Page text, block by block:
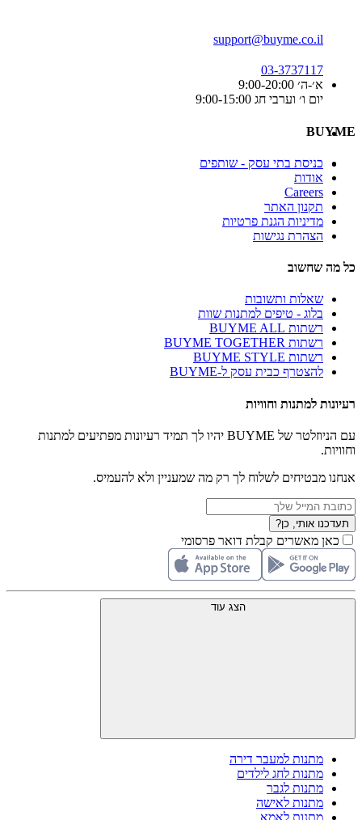
support@buyme.co.il
03-3737117
א׳-ה׳ 9:00-20:00
יום ו׳ וערבי חג 9:00-15:00
BUYME
כניסת בתי עסק - שותפים
אודות
Careers
תקנון האתר
מדיניות הגנת פרטיות
הצהרת נגישות
כל מה שחשוב
שאלות ותשובות
בלוג - טיפים למתנות שוות
רשתות BUYME ALL
רשתות BUYME TOGETHER
רשתות BUYME STYLE
להצטרף כבית עסק ל-BUYME
רעיונות למתנות וחוויות
עם הניוזלטר של BUYME יהיו לך תמיד רעיונות מפתיעים למתנות
וחוויות.
אנחנו מבטיחים לשלוח לך רק מה שמעניין ולא להעמיס.
תעדכנו אותי, כן?
כאן מאשרים קבלת דואר פרסומי
הצג עוד
מתנות למעבר דירה
מתנות לחג לילדים
מתנות לגבר
מתנות לאישה
מתנות לאמא